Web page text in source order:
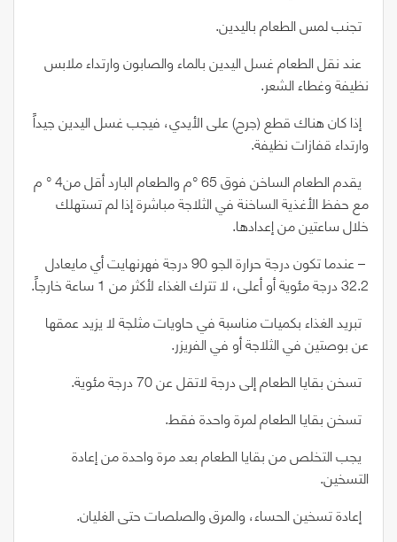
تجنب لمس الطعام باليدين.
عند نقل الطعام غسل اليدين بالماء والصابون وارتداء ملابس
نظيفة وغطاء الشعر.
إذا كان هناك قطع(جرح)على الأيدي، فيجب غسل اليدين جيداً
وارتداء قفازات نظيفة.
يقدم الطعام الساخن فوق65 ° م والطعام البارد أقل من4
°م
مع حفظ الأغذية الساخنة في الثلاجة مباشرة إذا لم تستهلك
خلال ساعتين من إعدادها.
–عندما تكون درجة حرارة الجو90درجة فهرنهايت أي مايعادل
32.2درجة مئوية أو أعلى، لا تترك الغذاء لأكثر من 1ساعة خارجاً.
تبريد الغذاء بكميات مناسبة في حاويات مثلجة لا يزيد عمقها
عن بوصتين في الثلاجة أو في الفريزر.
تسخن بقايا الطعام إلى درجة لاتقل عن70درجة مئوية.
تسخن بقايا الطعام لمرة واحدة فقط.
يجب التخلص من بقايا الطعام بعد مرة واحدة من إعادة
التسخين.
إعادة تسخين الحساء، والمرق والصلصات حتى الغليان.